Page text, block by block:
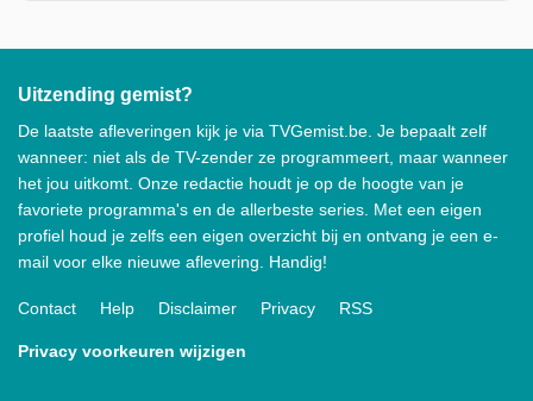
Uitzending gemist?
De laatste afleveringen kijk je via TVGemist.be. Je bepaalt zelf
wanneer: niet als de TV-zender ze programmeert, maar wanneer
het jou uitkomt. Onze redactie houdt je op de hoogte van je
favoriete programma's en de allerbeste series. Met een eigen
profiel houd je zelfs een eigen overzicht bij en ontvang je een e-
mail voor elke nieuwe aflevering. Handig!
Contact Help Disclaimer Privacy RSS
Privacy voorkeuren wijzigen